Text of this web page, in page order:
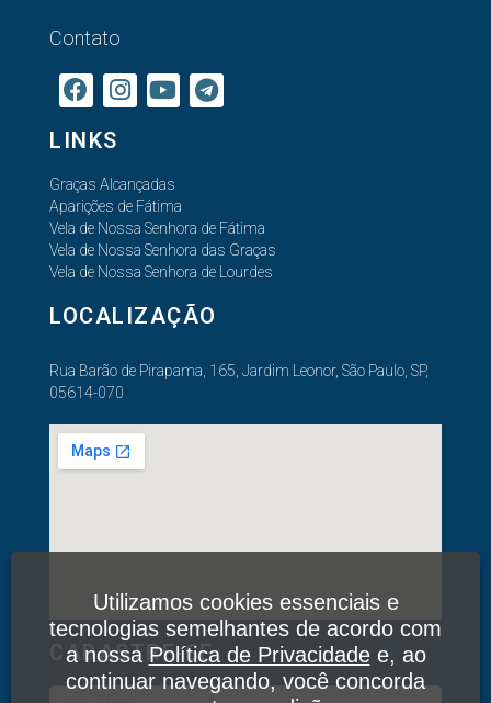
Contato
LINKS
Graças Alcançadas
Aparições de Fátima
Vela de Nossa Senhora de Fátima
Vela de Nossa Senhora das Graças
Vela de Nossa Senhora de Lourdes
LOCALIZAÇÃO
Rua Barão de Pirapama, 165, Jardim Leonor, São Paulo, SP,
05614-070
CADASTRE-SE
Utilizamos cookies essenciais e
tecnologias semelhantes de acordo com
a nossaPolítica de Privacidadee, ao
continuar navegando, você concorda